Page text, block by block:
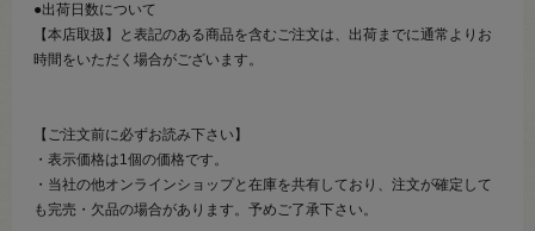
●出荷日数について
【本店取扱】と表記のある商品を含むご注文は、出荷までに通常よりお
時間をいただく場合がございます。
【ご注文前に必ずお読み下さい】
・表示価格は1個の価格です。
・当社の他オンラインショップと在庫を共有しており、注文が確定して
も完売・欠品の場合があります。予めご了承下さい。